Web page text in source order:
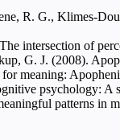
R. G., Klimes-
intersection of
G. J. (2008).
meaning:
psychology: A
patterns in